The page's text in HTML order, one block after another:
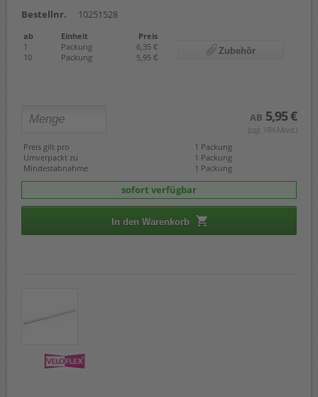
Bestellnr.
10251528
ab Einheit
Preis
1
Packung
6,35 €
10
Packung 5,95 €
Zubehör
AB 5,95 €
(zzgl. 19% Mwst.)
Preis gilt pro
1 Packung
Umverpackt zu
1 Packung
Mindestabnahme
1 Packung
sofort verfügbar
In den Warenkorb